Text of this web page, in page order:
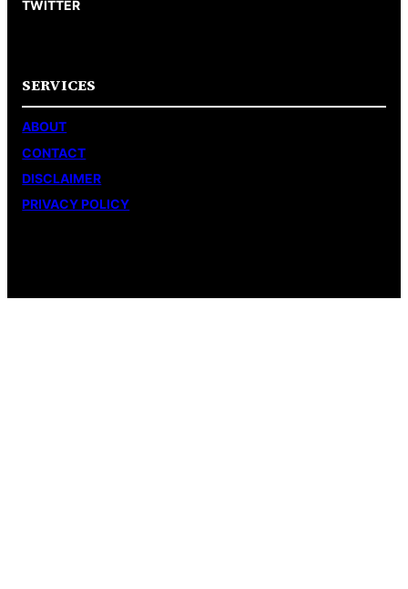
TWITTER
SERVICES
ABOUT
CONTACT
DISCLAIMER
PRIVACY POLICY